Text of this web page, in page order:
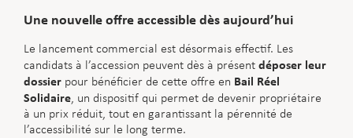
Une nouvelle offre accessible dès aujourd’hui
Le lancement commercial est désormais effectif. Les
candidats à l’accession peuvent dès à présent déposer leur
dossier pour bénéficier de cette offre en Bail Réel
Solidaire, un dispositif qui permet de devenir propriétaire
à un prix réduit, tout en garantissant la pérennité de
l’accessibilité sur le long terme.